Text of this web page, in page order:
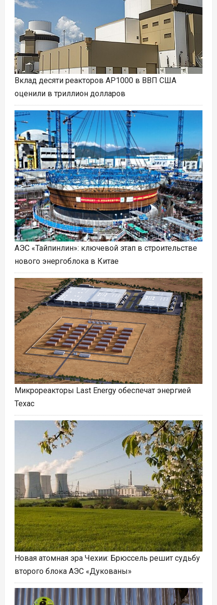
Вклад десяти реакторов AP1000 в ВВП США
оценили в триллион долларов
АЭС «Тайпинлин»: ключевой этап в строительстве
нового энергоблока в Китае
Микрореакторы Last Energy обеспечат энергией
Техас
Новая атомная эра Чехии: Брюссель решит судьбу
второго блока АЭС «Дукованы»